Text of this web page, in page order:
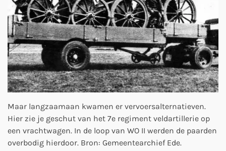
Maar langzaamaan kwamen er vervoersalternatieven.
Hier zie je geschut van het 7e regiment veldartillerie op
een vrachtwagen. In de loop van WO II werden de paarden
overbodig hierdoor. Bron: Gemeentearchief Ede.